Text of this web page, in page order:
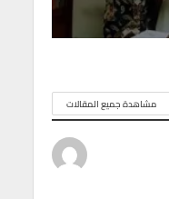
مشاهدة جميع المقالات